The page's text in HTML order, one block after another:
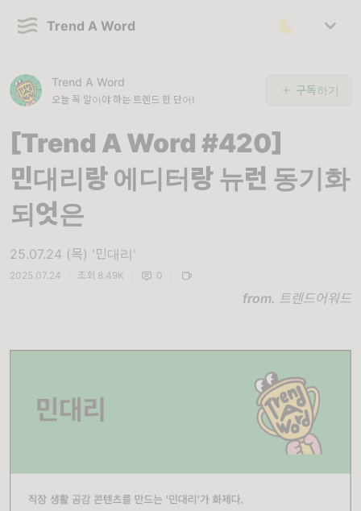
Trend A Word
Trend A Word
오늘 꼭 알아야 하는 트렌드 한 단어!
구독하기
[Trend A Word #420]
민대리랑 에디터랑 뉴런 동기화
되엇은
25.07.24 (목) '민대리'
2025.07.24 조회 8.49K 0
from. 트렌드어워드